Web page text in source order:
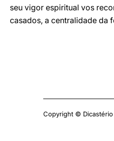
seu vigor espiritual vos
casados, a centralidade da
Copyright © Dicastério